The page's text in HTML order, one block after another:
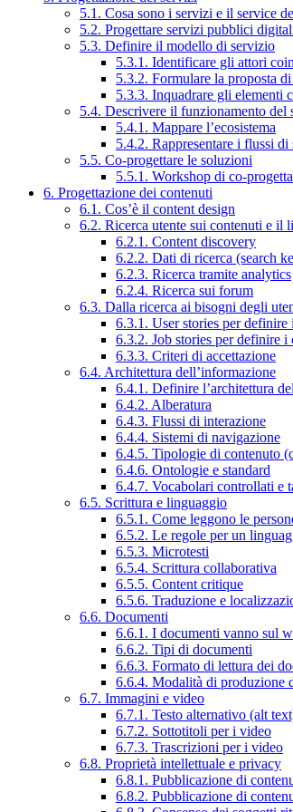
5.1. Cosa sono i servizi e il service
5.2. Progettare servizi pubblici
5.3. Definire il modello di servizio
5.3.1. Identificare gli attori
5.3.2. Formulare la proposta
5.3.3. Inquadrare gli elementi
5.4. Descrivere il funzionamento del
5.4.1. Mappare l’ecosistema
5.4.2. Rappresentare i flussi di
5.5. Co-progettare le soluzioni
5.5.1. Workshop di co-
6. Progettazione dei contenuti
6.1. Cos’è il content design
6.2. Ricerca utente sui contenuti e il
6.2.1. Content discovery
6.2.2. Dati di ricerca (search
6.2.3. Ricerca tramite analytics
6.2.4. Ricerca sui forum
6.3. Dalla ricerca ai bisogni degli
6.3.1. User stories per definire
6.3.2. Job stories per definire i
6.3.3. Criteri di accettazione
6.4. Architettura dell’informazione
6.4.1. Definire l’architettura
6.4.2. Alberatura
6.4.3. Flussi di interazione
6.4.4. Sistemi di navigazione
6.4.5. Tipologie di contenuto
6.4.6. Ontologie e standard
6.4.7. Vocabolari controllati e
6.5. Scrittura e linguaggio
6.5.1. Come leggono le
6.5.2. Le regole per un
6.5.3. Microtesti
6.5.4. Scrittura collaborativa
6.5.5. Content critique
6.5.6. Traduzione e
6.6. Documenti
6.6.1. I documenti vanno sul
6.6.2. Tipi di documenti
6.6.3. Formato di lettura dei
6.6.4. Modalità di produzione
6.7. Immagini e video
6.7.1. Testo alternativo (alt
6.7.2. Sottotitoli per i video
6.7.3. Trascrizioni per i video
6.8. Proprietà intellettuale e privacy
6.8.1. Pubblicazione di
6.8.2. Pubblicazione di